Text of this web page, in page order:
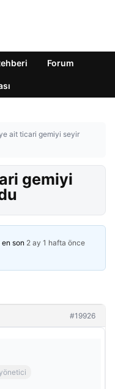
Forum
ait ticari gemiyi seyir
gemiyi
son 2 ay 1 hafta önce
#19926